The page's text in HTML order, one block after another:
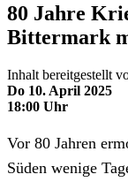
80 Jahre
Bittermark
Inhalt bereitgestellt
Do 10. April 2025
18:00 Uhr
Vor 80 Jahren
Süden wenige